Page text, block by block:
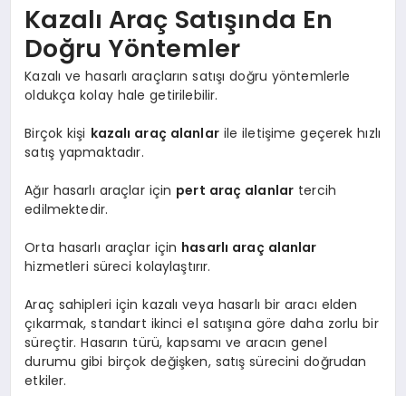
Kazalı Araç Satışında En
Doğru Yöntemler
Kazalı ve hasarlı araçların satışı doğru yöntemlerle
oldukça kolay hale getirilebilir.
Birçok kişi kazalı araç alanlarile iletişime geçerek hızlı
satış yapmaktadır.
Ağır hasarlı araçlar için pert araç alanlar tercih
edilmektedir.
Orta hasarlı araçlar için hasarlı araç alanlar
hizmetleri süreci kolaylaştırır.
Araç sahipleri için kazalı veya hasarlı bir aracı elden
çıkarmak, standart ikinci el satışına göre daha zorlu bir
süreçtir. Hasarın türü, kapsamı ve aracın genel
durumu gibi birçok değişken, satış sürecini doğrudan
etkiler.